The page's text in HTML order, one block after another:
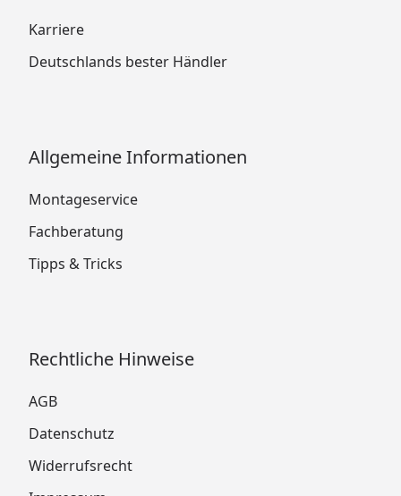
Karriere
Deutschlands bester Händler
Allgemeine Informationen
Montageservice
Fachberatung
Tipps & Tricks
Rechtliche Hinweise
AGB
Datenschutz
Widerrufsrecht